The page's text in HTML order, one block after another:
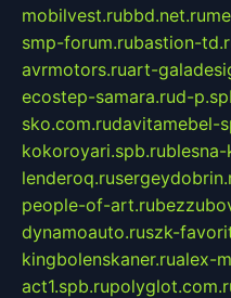
mobilvest.rubbd.net.ru
smp-forum.rubastion-
avrmotors.ruart-
ecostep-samara.rud-
sko.com.rudavitamebel-
kokoroyari.spb.rublesna-
lenderoq.ru
people-of-art.ru
dynamoauto.ruszk-
kingbolenskaner.rualex-
act1.spb.ru